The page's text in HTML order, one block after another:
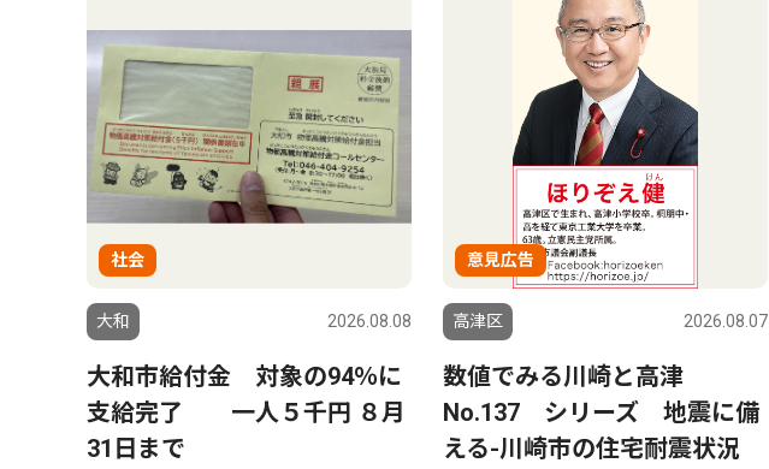
社会
大和 2026.08.08
大和市給付金 対象の94％に
支給完了 一人５千円 ８月
31日まで
意見広告
高津区 2026.08.07
数値でみる川崎と高津
No.137 シリーズ 地震に備
える-川崎市の住宅耐震状況